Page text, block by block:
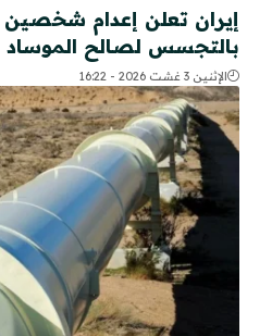
إيران تعلن إعدام شخصين
بالتجسس لصالح الموساد
الإثنين 3 غشت 2026 - 16:22